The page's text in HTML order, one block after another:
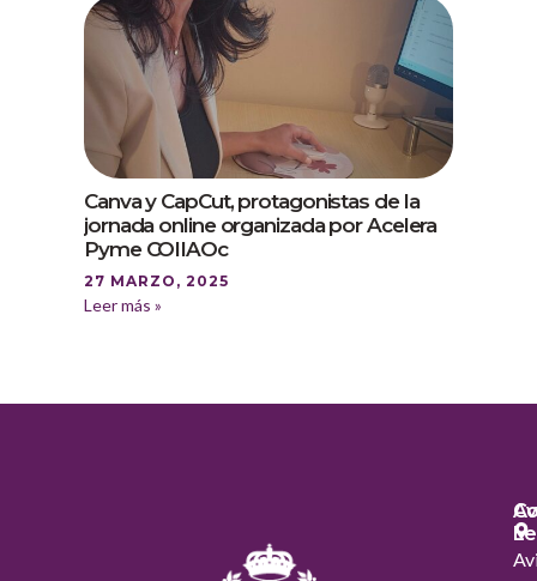
Canva y CapCut, protagonistas de la
jornada online organizada por Acelera
Pyme COIIAOc
27 MARZO, 2025
Leer más »